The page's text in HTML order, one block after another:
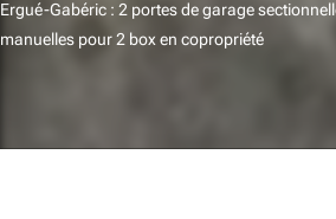
Ergué-Gabéric : 2 portes de garage
manuelles pour 2 box en copropriété